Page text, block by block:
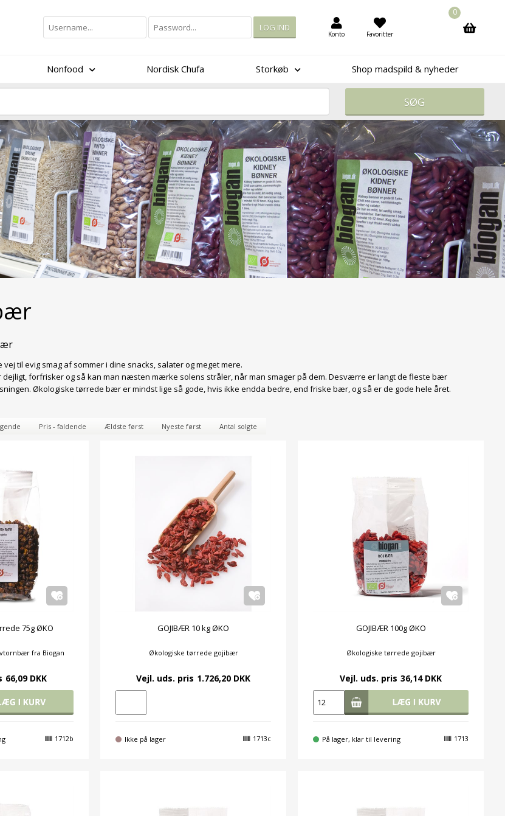
0
Favoritter
Konto
Nonfood Nordisk Chufa Storkøb Shop madspild & nyheder
til evig smag af sommer i dine snacks, salater og meget mere.
dejligt, forfrisker og så kan man næsten mærke solens stråler, når man smager på dem. Desværre er langt de fleste bær
Økologiske tørrede bær er mindst lige så gode, hvis ikke endda bedre, end friske bær, og så er de gode hele året.
Pris - faldende Ældste først Nyeste først Antal solgte
75g ØKO
fra Biogan
66,09 DKK
1712b
GOJIBÆR 10 kg ØKO
Økologiske tørrede gojibær
Vejl. uds. pris 1.726,20 DKK
1713c
Ikke på lager
GOJIBÆR 100g ØKO
Økologiske tørrede gojibær
Vejl. uds. pris 36,14 DKK
1713
På lager, klar til levering